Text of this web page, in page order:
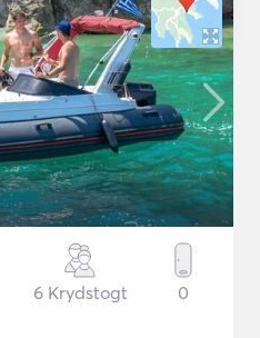
6 Krydstogt 0